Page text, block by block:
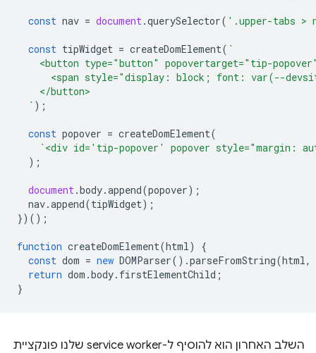
const nav = document.querySelector( '.upper-tabs >
const tipWidget = createDomElement( `
<button type="button" popovertarget="tip-
<span style="display: block; font: var(--
    </button>
  `
);
const popover = createDomElement(
`<div id='tip-popover' popover style="margin:
);
document.body.append(popover);
nav.append(tipWidget);
})();
function createDomElement(html)
{
const dom = new DOMParser().parseFromString(html,
return dom .body. firstElementChild ;
}
השלב האחרון הוא להוסיף ל-service worker שלנו פונקציית